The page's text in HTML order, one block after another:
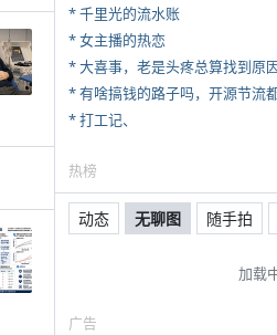
* 千里光的流水账
* 女主播的热恋
* 大喜事，老是头疼总算找到原
* 打工记、
热榜
动态 无聊图 随手拍
加载
广告